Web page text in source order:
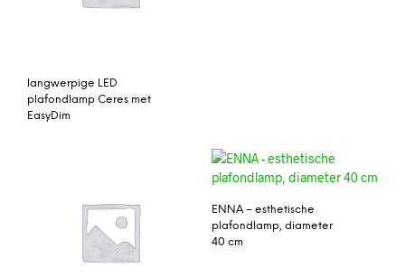
langwerpige LED
plafondlamp Ceres met
EasyDim
ENNA – esthetische
plafondlamp, diameter
40 cm